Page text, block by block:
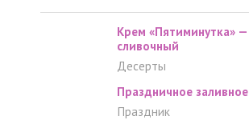
Крем «Пятиминутка» —
сливочный
Десерты
Праздничное заливное
Праздник